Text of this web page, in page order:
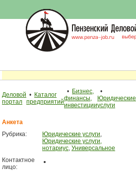
Деловой
портал
• Каталог
предприятий
• Бизнес,
финансы,
инвестиции
•
Юридические
услуги
Анкета
Рубрика:
Юридические услуги,
Юридические услуги,
нотариус, Универсальное
Контактное
лицо: